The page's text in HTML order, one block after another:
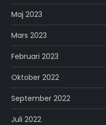
Maj 2023
Mars 2023
Februari 2023
Oktober 2022
September 2022
Juli 2022